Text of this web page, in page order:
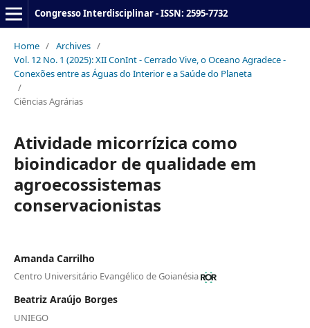
Congresso Interdisciplinar - ISSN: 2595-7732
Home / Archives /
Vol. 12 No. 1 (2025): XII ConInt - Cerrado Vive, o Oceano Agradece -
Conexões entre as Águas do Interior e a Saúde do Planeta
/
Ciências Agrárias
Atividade micorrízica como
bioindicador de qualidade em
agroecossistemas
conservacionistas
Amanda Carrilho
Centro Universitário Evangélico de Goianésia
Beatriz Araújo Borges
UNIEGO